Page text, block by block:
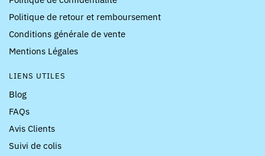
Politique de retour et remboursement
Conditions générale de vente
Mentions Légales
LIENS UTILES
Blog
FAQs
Avis Clients
Suivi de colis